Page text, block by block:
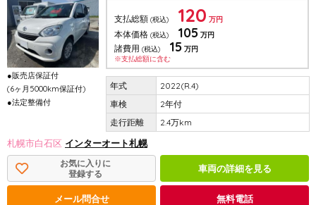
●販売店保証付
(6ヶ月5000km保証付)
●法定整備付
支払総額 (税込) 120 万円
本体価格 (税込) 105 万円
諸費用 (税込) 15 万円
※支払総額に含む
2022(R.4)
2年付
2.4万km
札幌市白石区 インターオート札幌
お気に入りに
登録する
車両の詳細を見る
メール問合せ 無料電話